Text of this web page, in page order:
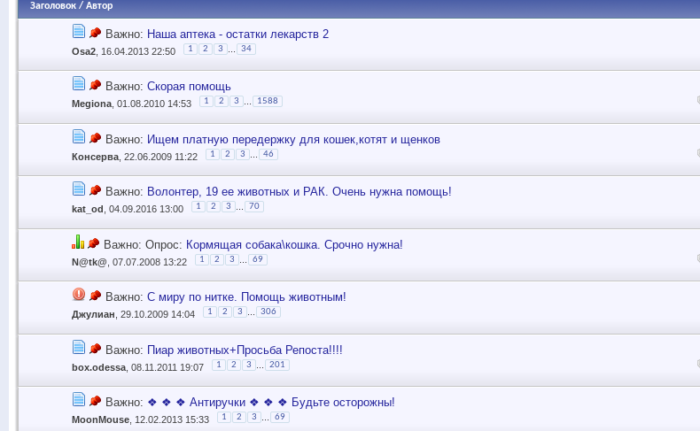
Заголовок / Автор
Важно: Наша аптека - остатки лекарств 2
Osa2 , 16.04.2013 22:50 1 2 3 34
Важно: Скорая помощь
Megiona , 01.08.2010 14:53 1 2 3 1588
Важно: Ищем платную передержку для кошек,котят и щенков
Консерва , 22.06.2009 11:22 1 2 3 46
Важно: Волонтер, 19 ее животных и РАК. Очень нужна помощь!
kat_od , 04.09.2016 13:00 1 2 3 70
Важно: Опрос: Кормящая собака\кошка. Срочно нужна!
N@tk@ , 07.07.2008 13:22 1 2 3 69
Важно: С миру по нитке. Помощь животным!
Джулиан , 29.10.2009 14:04 1 2 3 306
Важно: Пиар животных+Просьба Репоста!!!!
box.odessa , 08.11.2011 19:07 1 2 3 201
Важно: ❖ ❖ ❖ Антиручки ❖ ❖ ❖ Будьте осторожны!
MoonMouse , 12.02.2013 15:33 1 2 3 69